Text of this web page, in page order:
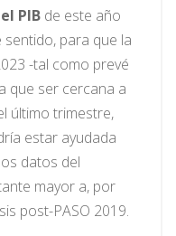
PIB de este año
sentido, para que la
-tal como prevé
que ser cercana a
último trimestre,
estar ayudada
datos del
mayor a, por
post-PASO 2019.